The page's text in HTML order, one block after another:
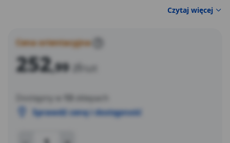
Czytaj więcej
Cena orientacyjna
252,99 zł
Dostępny w
sklepach
Sprawdź cenę i dostępność